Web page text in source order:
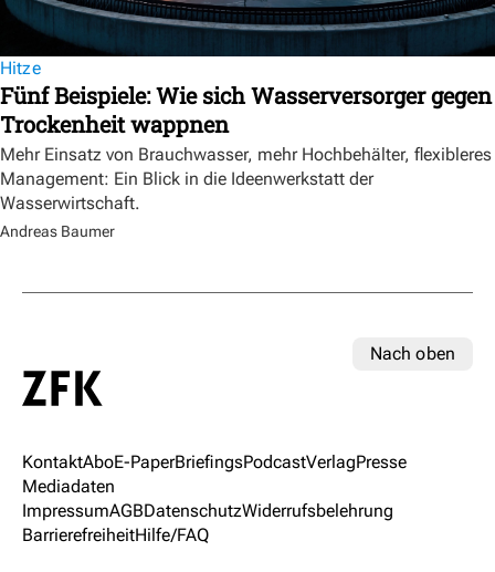
Hitze
Fünf Beispiele: Wie sich Wasserversorger gegen
Trockenheit wappnen
Mehr Einsatz von Brauchwasser, mehr Hochbehälter, flexibleres
Management: Ein Blick in die Ideenwerkstatt der
Wasserwirtschaft.
Andreas Baumer
Nach oben
KontaktAboE-PaperBriefingsPodcastVerlagPresse
Mediadaten
ImpressumAGBDatenschutzWiderrufsbelehrung
BarrierefreiheitHilfe/FAQ